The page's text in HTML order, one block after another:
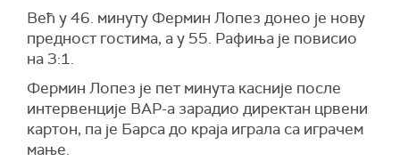
Већ у 46. минуту Фермин Лопез донео је нову
предност гостима, а у 55. Рафиња је повисио
на 3:1.
Фермин Лопез је пет минута касније после
интервенције ВАР-а зарадио директан црвени
картон, па је Барса до краја играла са играчем
мање.